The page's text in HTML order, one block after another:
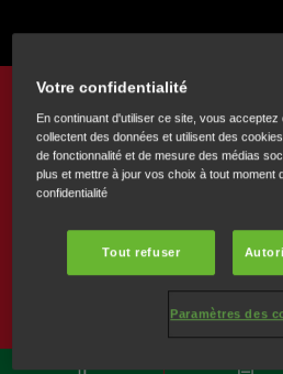
Éclat de
Votre confidentialité
En continuant d'utiliser ce site, vous
collectent des données et utilisent des
de fonctionnalité et de mesure des médias
plus et mettre à jour vos choix à tout moment
confidentialité
Tout refuser
Paramètres des